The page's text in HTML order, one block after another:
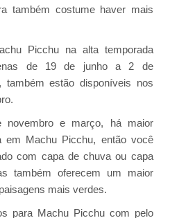
também costume haver mais
Picchu na alta temporada
de 19 de junho a 2 de
também estão disponíveis nos
novembro e março, há maior
em Machu Picchu, então você
com capa de chuva ou capa
também oferecem um maior
mais verdes.
para Machu Picchu com pelo